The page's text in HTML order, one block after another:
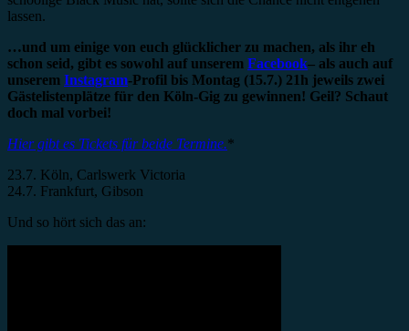
lassen.
…und um einige von euch glücklicher zu machen, als ihr eh
schon seid, gibt es sowohl auf unserem Facebook– als auch auf
unserem Instagram-Profil bis Montag (15.7.) 21h jeweils zwei
Gästelistenplätze für den Köln-Gig zu gewinnen! Geil? Schaut
doch mal vorbei!
Hier gibt es Tickets für beide Termine.*
23.7. Köln, Carlswerk Victoria
24.7. Frankfurt, Gibson
Und so hört sich das an: